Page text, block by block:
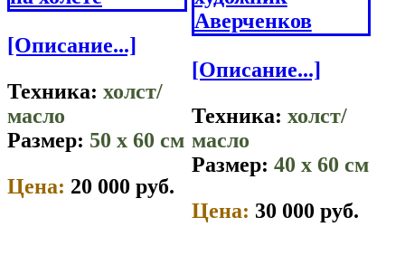
[Описание...]
Техника: холст/
масло
Размер: 50 x 60 см
Цена: 20 000 руб.
[Описание...]
Техника: холст/
масло
Размер: 40 x 60 см
Цена: 30 000 руб.